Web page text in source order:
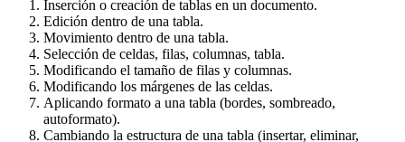
Inserción o creación de tablas en un documento.
Edición dentro de una tabla.
Movimiento dentro de una tabla.
Selección de celdas, filas, columnas, tabla.
Modificando el tamaño de filas y columnas.
Modificando los márgenes de las celdas.
Aplicando formato a una tabla (bordes, sombreado,
autoformato).
Cambiando la estructura de una tabla (insertar, eliminar,